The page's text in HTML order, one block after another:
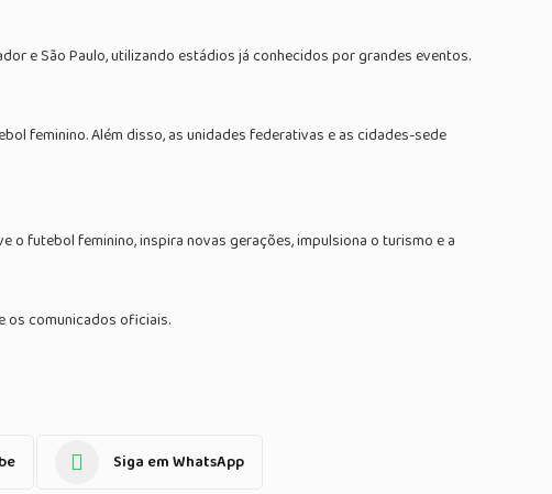
e São Paulo, utilizando estádios já conhecidos por grandes eventos.
feminino. Além disso, as unidades federativas e as cidades-sede
o futebol feminino, inspira novas gerações, impulsiona o turismo e a
os comunicados oficiais.
Siga em WhatsApp